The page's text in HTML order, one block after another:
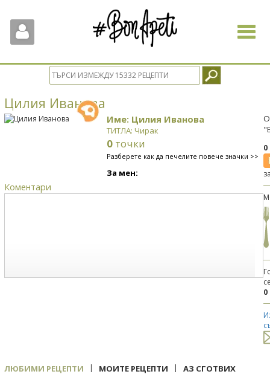
Toggle
Цилия Иванова
Име: Цилия Иванова
ТИТЛА: Чирак
0 точки
Разберете как да печелите повече значки >>
За мен:
Коментари
0
ЛЮБИМИ РЕЦЕПТИ | МОИТЕ РЕЦЕПТИ | АЗ СГОТВИХ